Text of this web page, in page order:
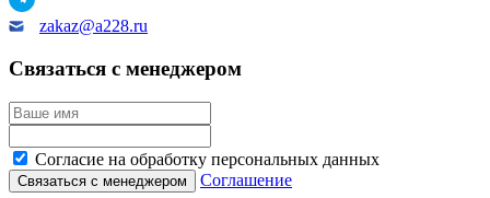
zakaz@a228.ru
Связаться с менеджером
Согласие на обработку персональных данных
Соглашение